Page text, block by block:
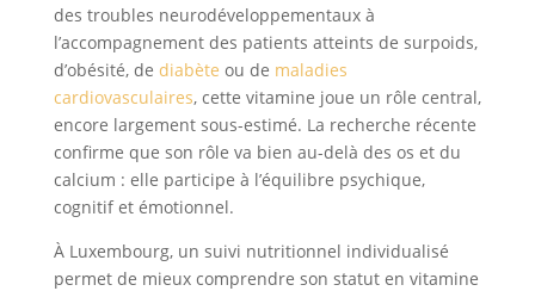
des troubles neurodéveloppementaux à
l’accompagnement des patients atteints de surpoids,
d’obésité, de diabète ou de maladies
cardiovasculaires, cette vitamine joue un rôle central,
encore largement sous-estimé. La recherche récente
confirme que son rôle va bien au-delà des os et du
calcium : elle participe à l’équilibre psychique,
cognitif et émotionnel.
À Luxembourg, un suivi nutritionnel individualisé
permet de mieux comprendre son statut en vitamine